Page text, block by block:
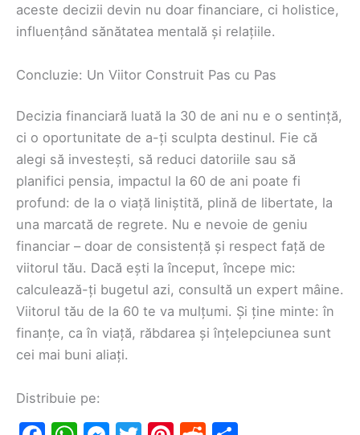
aceste decizii devin nu doar financiare, ci holistice,
influențând sănătatea mentală și relațiile.
Concluzie: Un Viitor Construit Pas cu Pas
Decizia financiară luată la 30 de ani nu e o sentință,
ci o oportunitate de a-ți sculpta destinul. Fie că
alegi să investești, să reduci datoriile sau să
planifici pensia, impactul la 60 de ani poate fi
profund: de la o viață liniștită, plină de libertate, la
una marcată de regrete. Nu e nevoie de geniu
financiar – doar de consistență și respect față de
viitorul tău. Dacă ești la început, începe mic:
calculează-ți bugetul azi, consultă un expert mâine.
Viitorul tău de la 60 te va mulțumi. Și ține minte: în
finanțe, ca în viață, răbdarea și înțelepciunea sunt
cei mai buni aliați.
Distribuie pe: